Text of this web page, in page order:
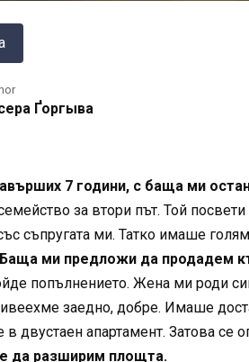
Ґоргыва
7 години, с баща ми
за втори път. Той
съпругата ми. Татко имаше
Баща ми предложи да продадем
попълнението. Жена ми роди
заедно, добре. Имаше
в двустаен апартамент. Затова се
да разширим площта.